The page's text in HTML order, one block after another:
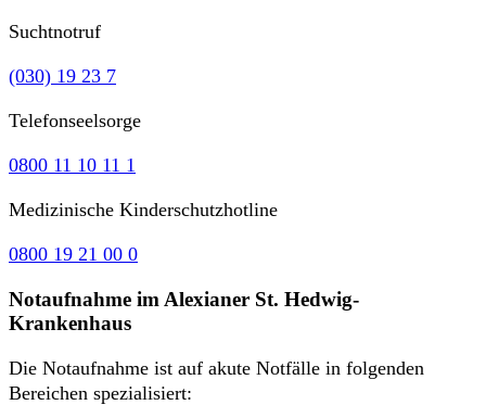
Suchtnotruf
(030) 19 23 7
Telefonseelsorge
0800 11 10 11 1
Medizinische Kinderschutzhotline
0800 19 21 00 0
Notaufnahme im Alexianer St. Hedwig-
Krankenhaus
Die Notaufnahme ist auf akute Notfälle in folgenden
Bereichen spezialisiert: